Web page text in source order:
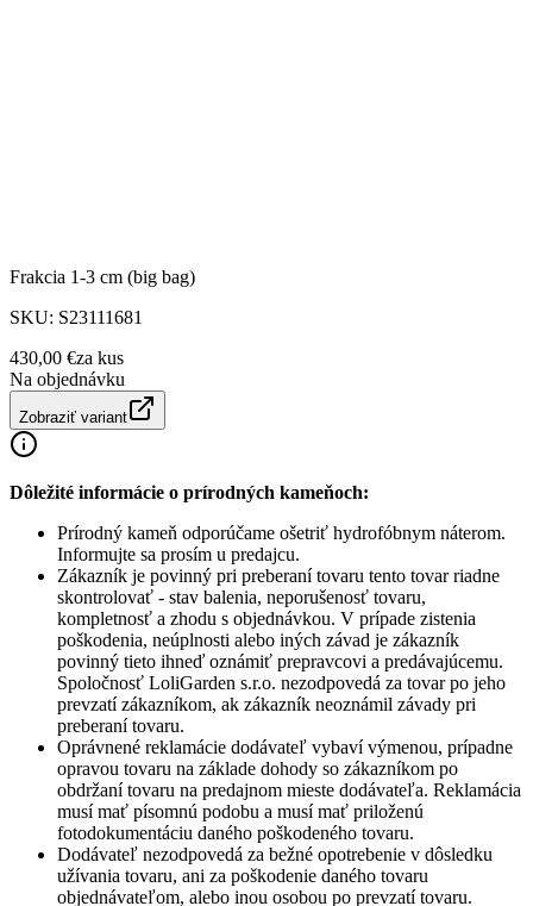
Frakcia 1-3 cm (big bag)
SKU: S23111681
430,00 €za kus
Na objednávku
Zobraziť variant
Dôležité informácie o prírodných kameňoch:
Prírodný kameň odporúčame ošetriť hydrofóbnym náterom.
Informujte sa prosím u predajcu.
Zákazník je povinný pri preberaní tovaru tento tovar riadne
skontrolovať - stav balenia, neporušenosť tovaru,
kompletnosť a zhodu s objednávkou. V prípade zistenia
poškodenia, neúplnosti alebo iných závad je zákazník
povinný tieto ihneď oznámiť prepravcovi a predávajúcemu.
Spoločnosť LoliGarden s.r.o. nezodpovedá za tovar po jeho
prevzatí zákazníkom, ak zákazník neoznámil závady pri
preberaní tovaru.
Oprávnené reklamácie dodávateľ vybaví výmenou, prípadne
opravou tovaru na základe dohody so zákazníkom po
obdržaní tovaru na predajnom mieste dodávateľa. Reklamácia
musí mať písomnú podobu a musí mať priloženú
fotodokumentáciu daného poškodeného tovaru.
Dodávateľ nezodpovedá za bežné opotrebenie v dôsledku
užívania tovaru, ani za poškodenie daného tovaru
objednávateľom, alebo inou osobou po prevzatí tovaru.